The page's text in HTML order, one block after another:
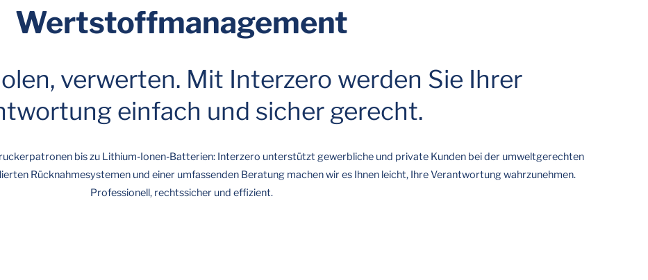
Wertstoffmanagement
verwerten. Mit Interzero werden Sie Ihrer
einfach und sicher gerecht.
bis zu Lithium-Ionen-Batterien: Interzero unterstützt gewerbliche und private Kunden bei der umweltgerechten
Rücknahmesystemen und einer umfassenden Beratung machen wir es Ihnen leicht, Ihre Verantwortung wahrzunehmen.
Professionell, rechtssicher und effizient.